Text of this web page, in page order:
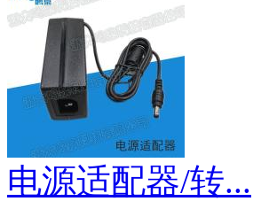
电源适配器/转...